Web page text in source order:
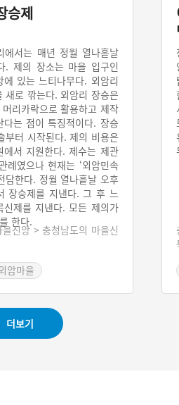
승제
에서는 매년 정월 열나흗날
. 제의 장소는 마을 입구인
있는 느티나무다. 외암리
새로 깎는다. 외암리 장승은
리카락으로 활용하고 제작
는 점이 특징적이다. 장승
부터 시작된다. 제의 비용은
에서 지원한다. 제수는 제관
례였으나 현재는 ‘외암민속
담한다. 정월 열나흩날 오후
장승제를 지낸다. 그 후 느
신제를 지낸다. 모든 제의가
한다.
신앙 > 충청남도의 마을신
암마을
더보기